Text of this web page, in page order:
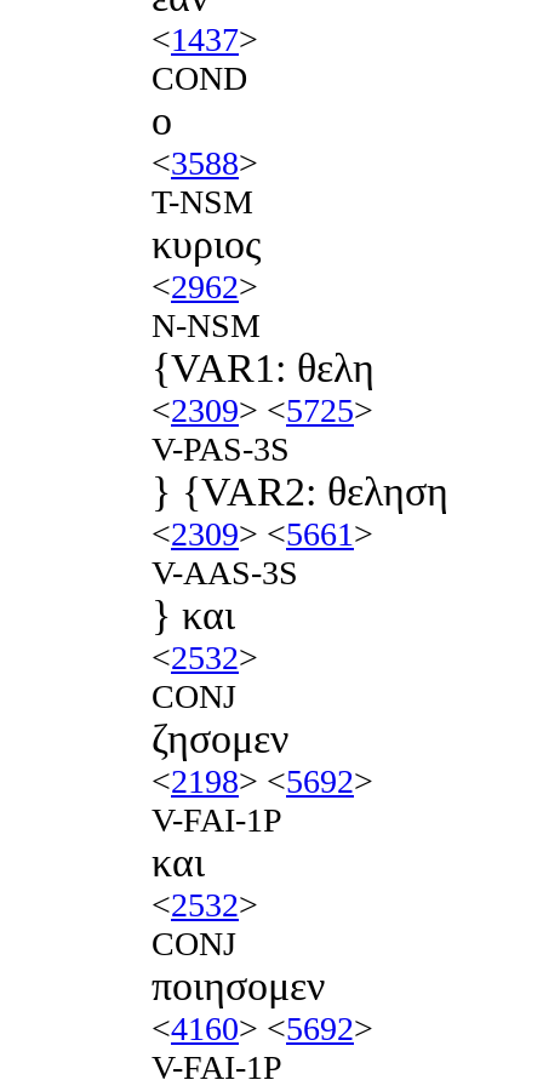
<1437>
COND
ο
<3588>
T-NSM
κυριος
<2962>
N-NSM
{VAR1: θελη
<2309> <5725>
V-PAS-3S
} {VAR2: θεληση
<2309> <5661>
V-AAS-3S
} και
<2532>
CONJ
ζησομεν
<2198> <5692>
V-FAI-1P
και
<2532>
CONJ
ποιησομεν
<4160> <5692>
V-FAI-1P